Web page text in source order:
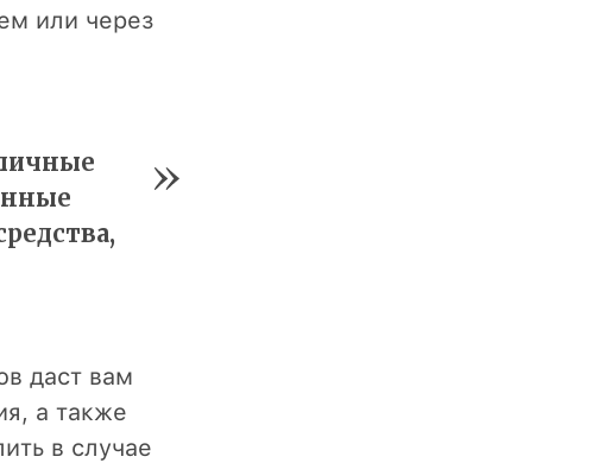
или через
даст вам
а также
в случае